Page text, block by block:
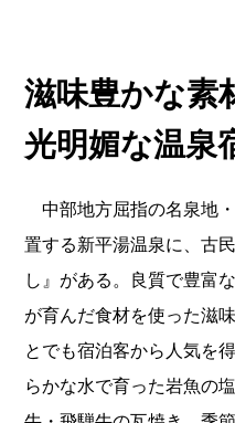
滋味豊かな素
光明媚な温泉
中部地方屈指の名泉地
置する新平湯温泉に、古
し』がある。良質で豊富
が育んだ食材を使った滋
とでも宿泊客から人気を
らかな水で育った岩魚の